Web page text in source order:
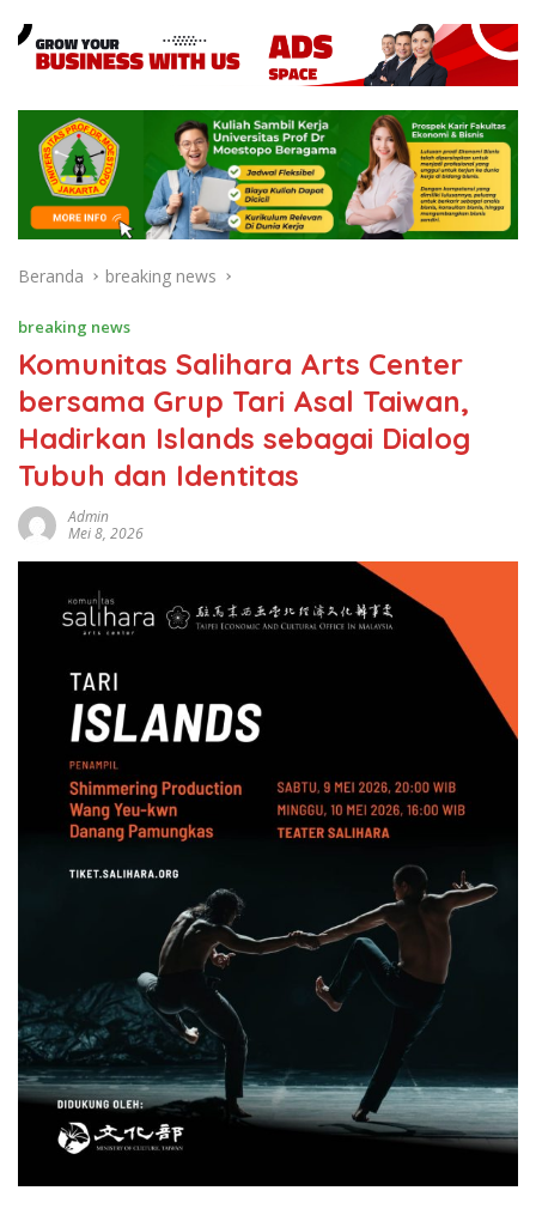
Beranda breaking news
breaking news
Komunitas Salihara Arts Center
bersama Grup Tari Asal Taiwan,
Hadirkan Islands sebagai Dialog
Tubuh dan Identitas
Admin
Mei 8, 2026